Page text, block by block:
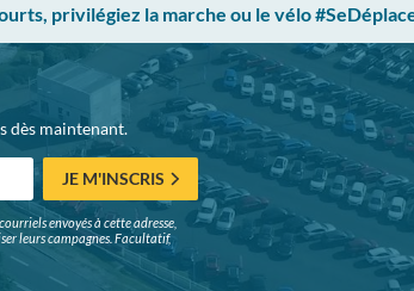
privilégiez la marche ou le vélo
dès maintenant.
JE M'INSCRIS
envoyés à cette adresse,
leurs campagnes. Facultatif,